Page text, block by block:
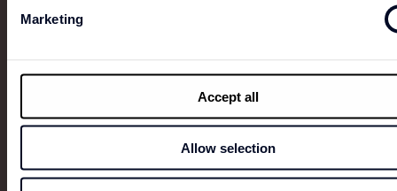
Marketing
Accept all
Allow selection